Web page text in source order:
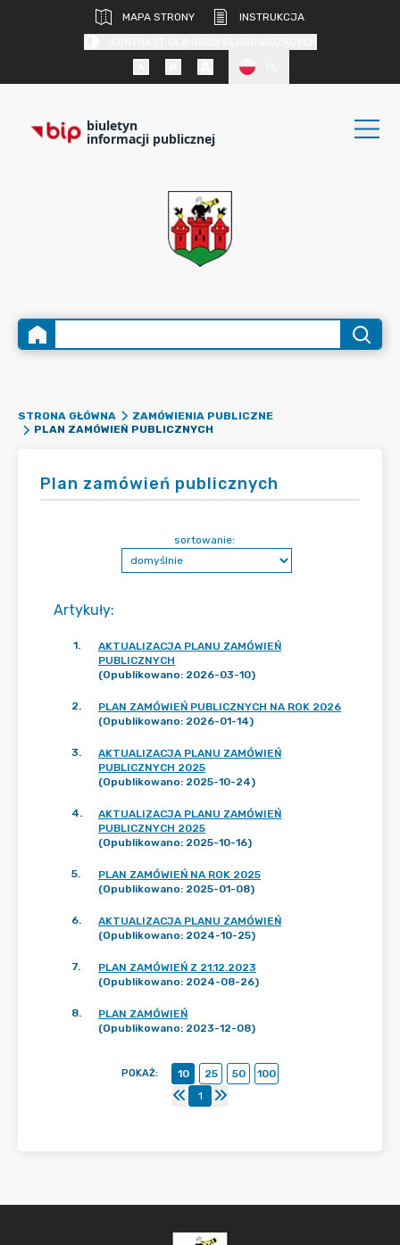
MAPA STRONY
INSTRUKCJA
biuletyn
informacji publicznej
STRONA GŁÓWNA
ZAMÓWIENIA PUBLICZNE
PLAN ZAMÓWIEŃ PUBLICZNYCH
Plan zamówień publicznych
Artykuły:
sortowanie:
1.
AKTUALIZACJA PLANU ZAMÓWIEŃ
PUBLICZNYCH
(Opublikowano: 2026-03-10)
2.
PLAN ZAMÓWIEŃ PUBLICZNYCH NA ROK 2026
(Opublikowano: 2026-01-14)
3.
AKTUALIZACJA PLANU ZAMÓWIEŃ
PUBLICZNYCH 2025
(Opublikowano: 2025-10-24)
4.
AKTUALIZACJA PLANU ZAMÓWIEŃ
PUBLICZNYCH 2025
(Opublikowano: 2025-10-16)
5.
PLAN ZAMÓWIEŃ NA ROK 2025
(Opublikowano: 2025-01-08)
6.
AKTUALIZACJA PLANU ZAMÓWIEŃ
(Opublikowano: 2024-10-25)
7.
PLAN ZAMÓWIEŃ Z 21.12.2023
(Opublikowano: 2024-08-26)
8.
PLAN ZAMÓWIEŃ
(Opublikowano: 2023-12-08)
POKAŻ: 10 25 50
100
1